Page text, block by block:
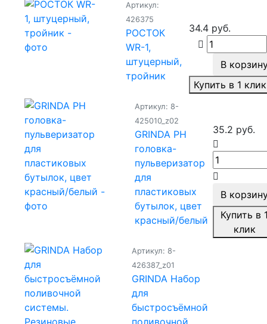
Артикул:
426375
РОСТОК
WR-1,
штуцерный,
тройник
34.4 руб.
В
Купить в 1 клик
Артикул: 8-
425010_z02
GRINDA PH
головка-
пульверизатор
для
пластиковых
бутылок, цвет
красный/белый
35.2 руб.
В
Купить в
клик
Артикул: 8-
426387_z01
GRINDA Набор
для
быстросъёмной
поливочной